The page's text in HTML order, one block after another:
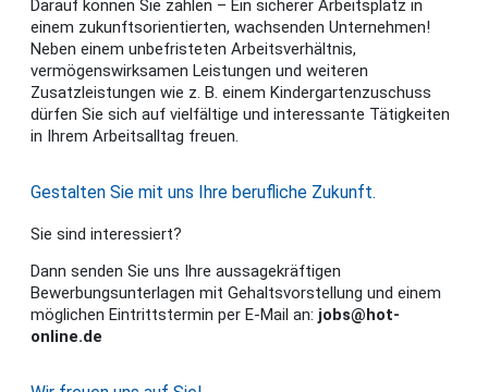
Darauf können Sie zählen – Ein sicherer Arbeitsplatz in
einem zukunftsorientierten, wachsenden Unternehmen!
Neben einem unbefristeten Arbeitsverhältnis,
vermögenswirksamen Leistungen und weiteren
Zusatzleistungen wie z. B. einem Kindergartenzuschuss
dürfen Sie sich auf vielfältige und interessante Tätigkeiten
in Ihrem Arbeitsalltag freuen.
Gestalten Sie mit uns Ihre berufliche Zukunft.
Sie sind interessiert?
Dann senden Sie uns Ihre aussagekräftigen
Bewerbungsunterlagen mit Gehaltsvorstellung und einem
möglichen Eintrittstermin per E-Mail an: jobs@hot-
online.de